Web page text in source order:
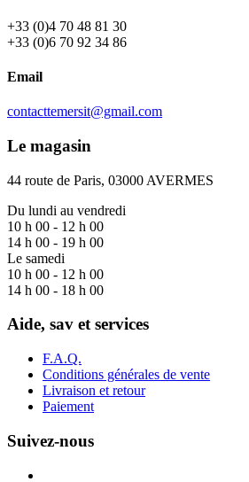
+33 (0)4 70 48 81 30
+33 (0)6 70 92 34 86
Email
contacttemersit@gmail.com
Le magasin
44 route de Paris, 03000 AVERMES
Du lundi au vendredi
10 h 00 - 12 h 00
14 h 00 - 19 h 00
Le samedi
10 h 00 - 12 h 00
14 h 00 - 18 h 00
Aide, sav et services
F.A.Q.
Conditions générales de vente
Livraison et retour
Paiement
Suivez-nous